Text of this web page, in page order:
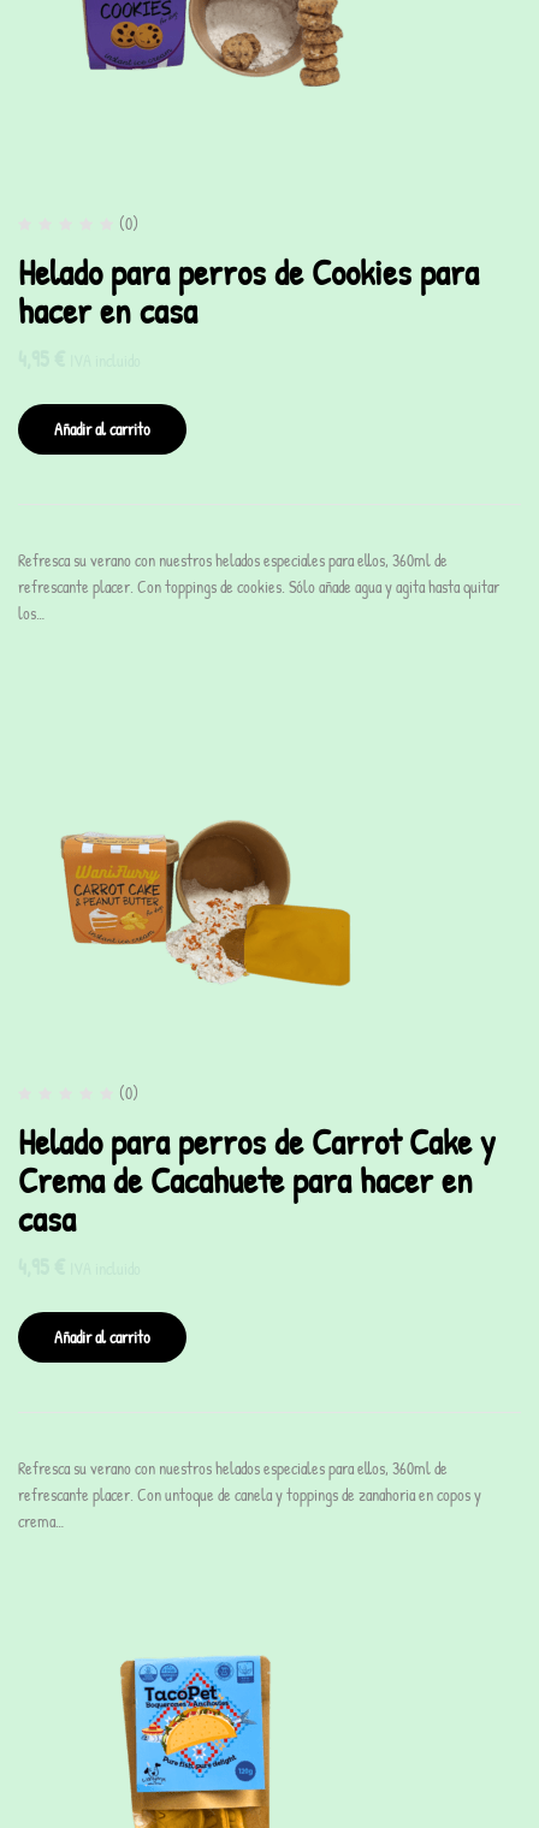
(0)
Helado para perros de Cookies para
hacer en casa
Añadir al carrito
Refresca su verano con nuestros helados especiales para ellos, 360ml de
refrescante placer. Con toppings de cookies. Sólo añade agua y agita hasta quitar
los…
(0)
Helado para perros de Carrot Cake y
Crema de Cacahuete para hacer en
casa
Añadir al carrito
Refresca su verano con nuestros helados especiales para ellos, 360ml de
refrescante placer. Con untoque de canela y toppings de zanahoria en copos y
crema…